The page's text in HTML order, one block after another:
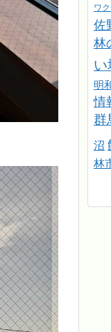
ワ
佐
林
い
明
情
群
沼
林